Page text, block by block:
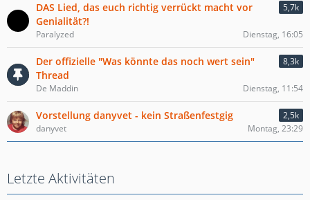
DAS Lied, das euch richtig verrückt macht vor
Genialität?!
5,7k
Paralyzed Dienstag, 16:05
Der offizielle "Was könnte das noch wert sein"
Thread
8,3k
De Maddin Dienstag, 11:54
Vorstellung danyvet - kein Straßenfestgig
2,5k
danyvet
Montag, 23:29
Letzte Aktivitäten